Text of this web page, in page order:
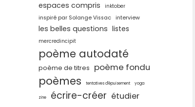
espaces compris
inktober
inspiré par Solange Vissac
interview
les belles questions listes
mercredincipit
poème autodaté
poème de titres poème fondu
poèmes tentatives d'épuisement yoga
zine écrire-créer étudier